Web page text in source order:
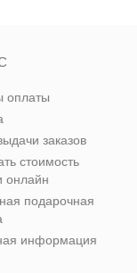
оплаты
заказов
стоимость
онлайн
подарочная
информация